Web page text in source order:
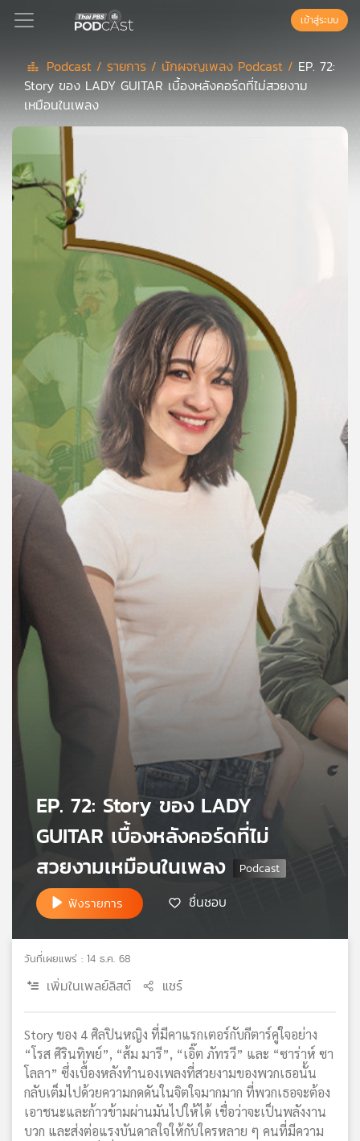
Podcast
ย์
ลิ
ของ
คุณ
เพลง
บทความ
ข่าว
และ
เกี่ยว
กับ
เครือ
ข่าย
ไทย
แผนที่
เครือ
ข่าย
เข้าสู่ระบบ
Podcast / รายการ / นักผจญเพลง Podcast / EP. 72:
Story ของ LADY GUITAR เบื้องหลังคอร์ดที่ไม่สวยงาม
เหมือนในเพลง
EP. 72: Story ของ LADY
GUITAR เบื้องหลังคอร์ดที่ไม่
สวยงามเหมือนในเพลง
ฟังรายการ ชื่นชอบ
วันที่เผยแพร่ : 14 ธ.ค. 68
เพิ่มในเพลย์ลิสต์ แชร์
Story ของ 4 ศิลปินหญิง ที่มีคาแรกเตอร์กับกีตาร์คู่ใจอย่าง
“โรส ศิรินทิพย์”, “ส้ม มารี”, “เอิ๊ต ภัทรวี” และ “ซาร่าห์ ซา
โลลา” ซึ่งเบื้องหลังทำนองเพลงที่สวยงามของพวกเธอนั้น
กลับเต็มไปด้วยความกดดันในจิตใจมากมาก ที่พวกเธอจะต้อง
เอาชนะและก้าวข้ามผ่านมันไปให้ได้ เชื่อว่าจะเป็นพลังงาน
บวก และส่งต่อแรงบันดาลใจให้กับใครหลาย ๆ คนที่มีความ